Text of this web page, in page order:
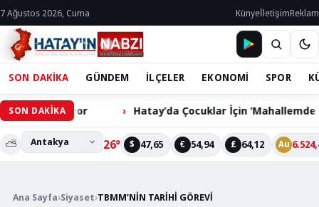
7 Ağustos 2026, Cuma KünyeİletişimReklam
SON DAKİKA GÜNDEM İLÇELER EKONOMİ SPOR
SON DAKİKA
Bekliyor Hatay’da Çocuklar İçin ‘Mahallemde Şenlik
⛅ 26° $ 47,65 € 54,94 £ 64,12 Au
Ana Sayfa›Siyaset›TBMM’NİN TARİHİ GÖREVİ